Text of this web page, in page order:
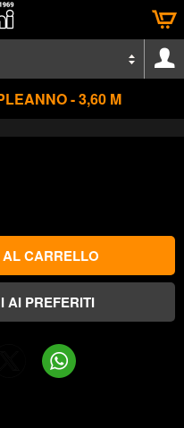
- 3,60 M
WhatsApp